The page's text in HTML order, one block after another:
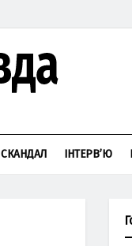
СКАНДАЛ ІНТЕРВ’Ю